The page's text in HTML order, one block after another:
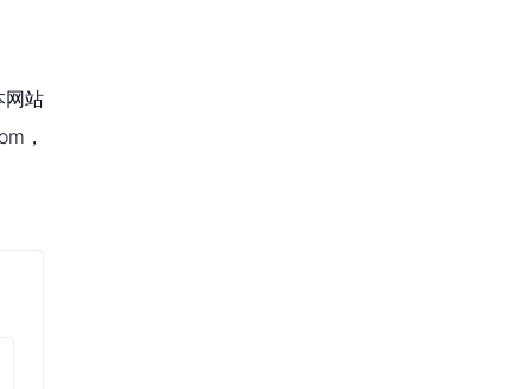
网站
，